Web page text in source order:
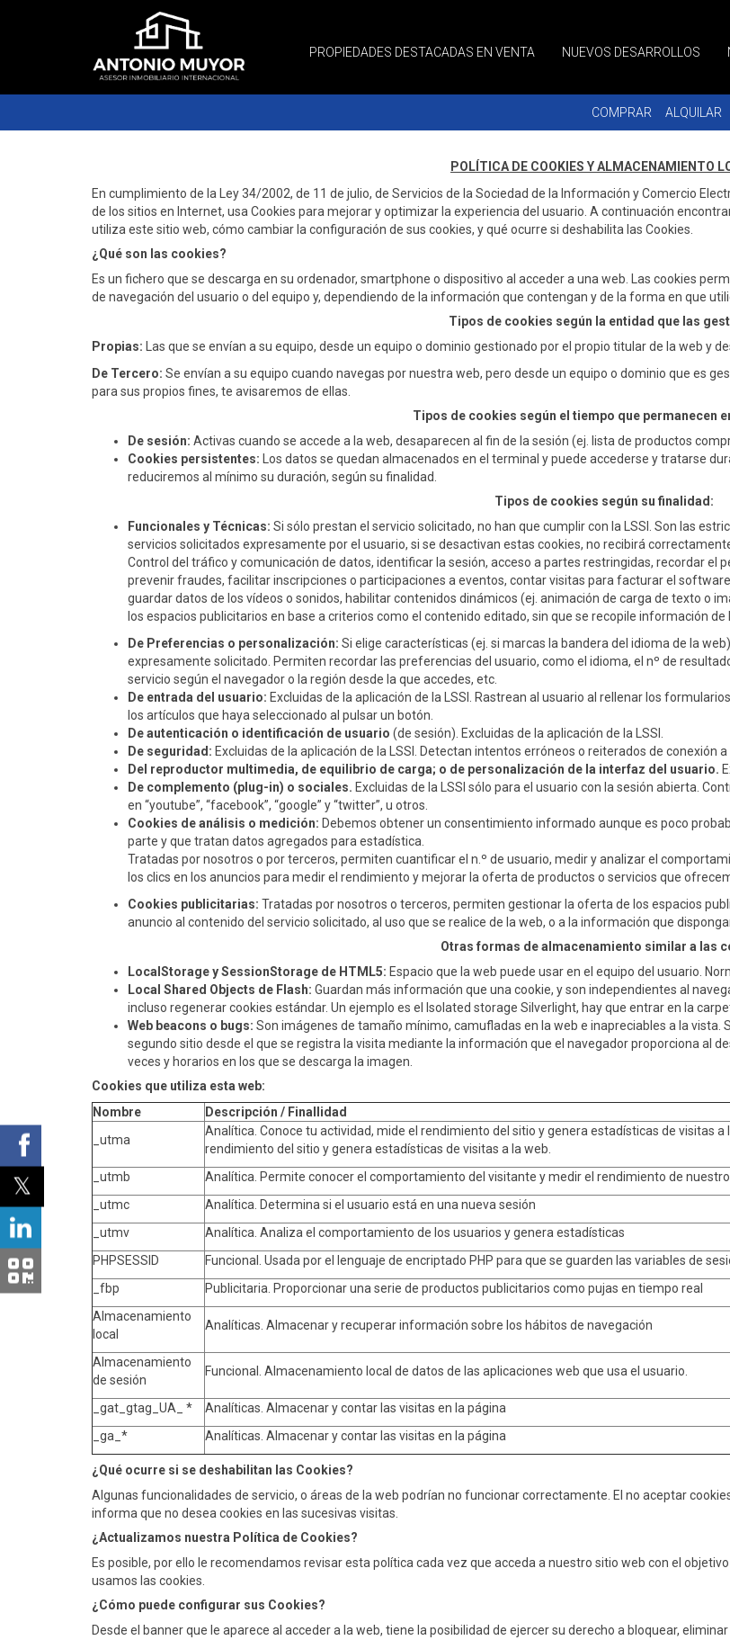
PROPIEDADES DESTACADAS EN VENTA NUEVOS DESARROLLOS
COMPRAR ALQUILAR
POLÍTICA DE COOKIES Y ALMACENAMIENTO
En cumplimiento de la Ley 34/2002, de 11 de julio, de Servicios de la Sociedad de la Información y Comercio
de los sitios en Internet, usa Cookies para mejorar y optimizar la experiencia del usuario. A continuación
utiliza este sitio web, cómo cambiar la configuración de sus cookies, y qué ocurre si deshabilita las Cookies.
¿Qué son las cookies?
Es un fichero que se descarga en su ordenador, smartphone o dispositivo al acceder a una web. Las cookies
de navegación del usuario o del equipo y, dependiendo de la información que contengan y de la forma en que
Tipos de cookies según la entidad que las
Propias: Las que se envían a su equipo, desde un equipo o dominio gestionado por el propio titular de la web y
De Tercero: Se envían a su equipo cuando navegas por nuestra web, pero desde un equipo o dominio que es
para sus propios fines, te avisaremos de ellas.
Tipos de cookies según el tiempo que permanecen
De sesión: Activas cuando se accede a la web, desaparecen al fin de la sesión (ej. lista de productos
Cookies persistentes: Los datos se quedan almacenados en el terminal y puede accederse y tratarse
reduciremos al mínimo su duración, según su finalidad.
Tipos de cookies según su finalidad:
Funcionales y Técnicas: Si sólo prestan el servicio solicitado, no han que cumplir con la LSSI. Son las
servicios solicitados expresamente por el usuario, si se desactivan estas cookies, no recibirá
Control del tráfico y comunicación de datos, identificar la sesión, acceso a partes restringidas, recordar el
prevenir fraudes, facilitar inscripciones o participaciones a eventos, contar visitas para facturar el
guardar datos de los vídeos o sonidos, habilitar contenidos dinámicos (ej. animación de carga de texto o
los espacios publicitarios en base a criterios como el contenido editado, sin que se recopile información
De Preferencias o personalización: Si elige características (ej. si marcas la bandera del idioma de la
expresamente solicitado. Permiten recordar las preferencias del usuario, como el idioma, el nº de
servicio según el navegador o la región desde la que accedes, etc.
De entrada del usuario: Excluidas de la aplicación de la LSSI. Rastrean al usuario al rellenar los
los artículos que haya seleccionado al pulsar un botón.
De autenticación o identificación de usuario (de sesión). Excluidas de la aplicación de la LSSI.
De seguridad: Excluidas de la aplicación de la LSSI. Detectan intentos erróneos o reiterados de conexión a
Del reproductor multimedia, de equilibrio de carga; o de personalización de la interfaz del usuario.
De complemento (plug-in) o sociales. Excluidas de la LSSI sólo para el usuario con la sesión abierta.
en “youtube”, “facebook”, “google” y “twitter”, u otros.
Cookies de análisis o medición: Debemos obtener un consentimiento informado aunque es poco
parte y que tratan datos agregados para estadística.
Tratadas por nosotros o por terceros, permiten cuantificar el n.º de usuario, medir y analizar el
los clics en los anuncios para medir el rendimiento y mejorar la oferta de productos o servicios que
Cookies publicitarias: Tratadas por nosotros o terceros, permiten gestionar la oferta de los espacios
anuncio al contenido del servicio solicitado, al uso que se realice de la web, o a la información que
Otras formas de almacenamiento similar a las
LocalStorage y SessionStorage de HTML5: Espacio que la web puede usar en el equipo del usuario.
Local Shared Objects de Flash: Guardan más información que una cookie, y son independientes al
incluso regenerar cookies estándar. Un ejemplo es el Isolated storage Silverlight, hay que entrar en la
Web beacons o bugs: Son imágenes de tamaño mínimo, camufladas en la web e inapreciables a la
segundo sitio desde el que se registra la visita mediante la información que el navegador proporciona al
veces y horarios en los que se descarga la imagen.
Cookies que utiliza esta web:
Nombre
Descripción / Finallidad
_utma
Analítica. Conoce tu actividad, mide el rendimiento del sitio y genera estadísticas de visitas a
rendimiento del sitio y genera estadísticas de visitas a la web.
_utmb Analítica. Permite conocer el comportamiento del visitante y medir el rendimiento de
_utmc
Analítica. Determina si el usuario está en una nueva sesión
_utmv
Analítica. Analiza el comportamiento de los usuarios y genera estadísticas
PHPSESSID
Funcional. Usada por el lenguaje de encriptado PHP para que se guarden las variables de
_fbp
Publicitaria. Proporcionar una serie de productos publicitarios como pujas en tiempo real
Almacenamiento
local
Analíticas. Almacenar y recuperar información sobre los hábitos de navegación
Almacenamiento
de sesión
Funcional. Almacenamiento local de datos de las aplicaciones web que usa el usuario.
_gat_gtag_UA_ * Analíticas. Almacenar y contar las visitas en la página
_ga_*
Analíticas. Almacenar y contar las visitas en la página
¿Qué ocurre si se deshabilitan las Cookies?
Algunas funcionalidades de servicio, o áreas de la web podrían no funcionar correctamente. El no aceptar
informa que no desea cookies en las sucesivas visitas.
¿Actualizamos nuestra Política de Cookies?
Es posible, por ello le recomendamos revisar esta política cada vez que acceda a nuestro sitio web con el
usamos las cookies.
¿Cómo puede configurar sus Cookies?
Desde el banner que le aparece al acceder a la web, tiene la posibilidad de ejercer su derecho a bloquear,